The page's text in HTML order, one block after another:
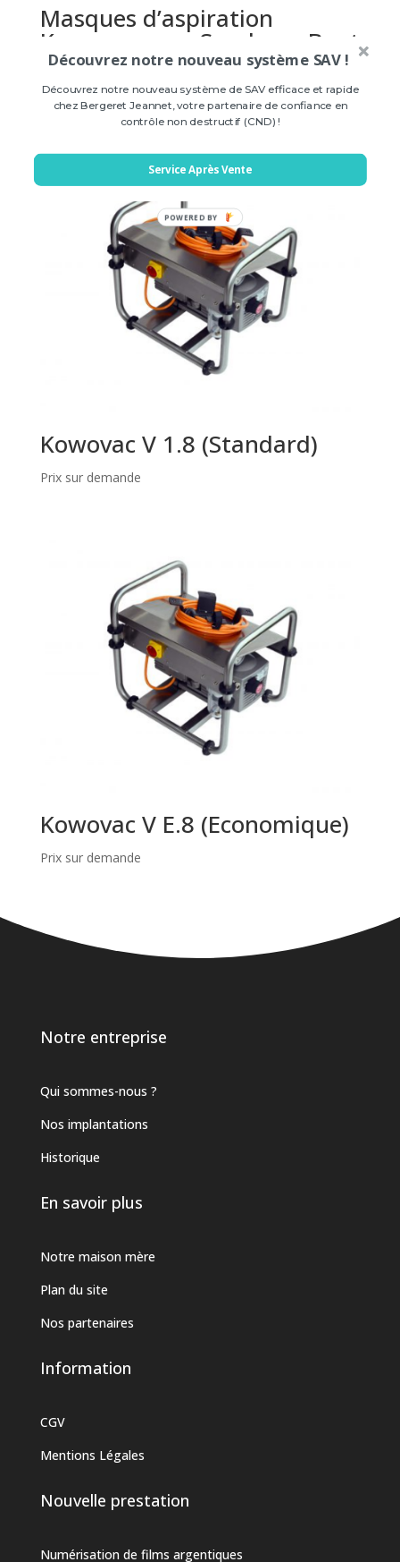
Masques d’aspiration
Kowovac pour Soudures Bout
à Bout Circulaire (Tubes)
Prix sur demande
Kowovac V 1.8 (Standard)
Prix sur demande
Kowovac V E.8 (Economique)
Prix sur demande
Notre entreprise
Qui sommes-nous ?
Nos implantations
Historique
En savoir plus
Notre maison mère
Plan du site
Nos partenaires
Information
CGV
Mentions Légales
Nouvelle prestation
Numérisation de films argentiques
Découvrez notre nouveau système SAV !
Découvrez notre nouveau système de SAV efficace et rapide
chez Bergeret Jeannet, votre partenaire de confiance en
contrôle non destructif (CND) !
Service Après Vente
POWERED BY